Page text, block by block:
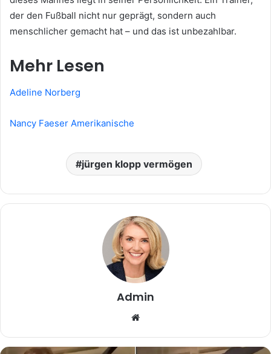
der den Fußball nicht nur geprägt, sondern auch
menschlicher gemacht hat – und das ist unbezahlbar.
Mehr Lesen
Adeline Norberg
Nancy Faeser Amerikanische
jürgen klopp vermögen
Admin